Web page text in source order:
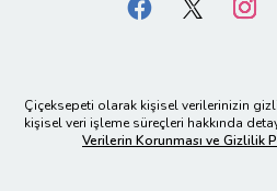
Çiçeksepeti olarak kişisel verilerinizin
kişisel veri işleme süreçleri hakkında
Verilerin Korunması ve Gizlilik